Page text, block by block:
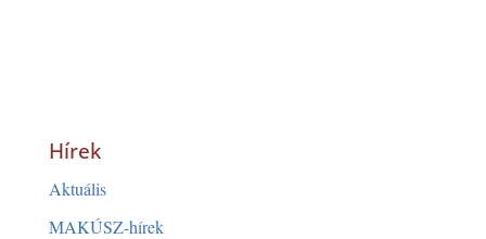
Hírek
Aktuális
MAKÚSZ-hírek